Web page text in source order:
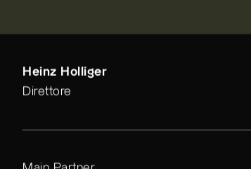
Heinz Holliger
Direttore